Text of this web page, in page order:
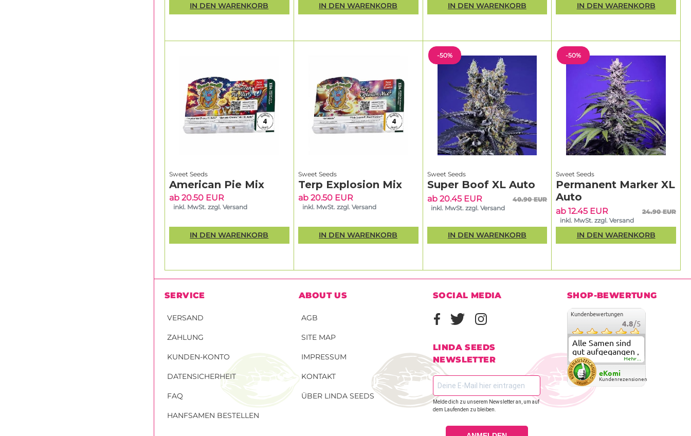
IN DEN WARENKORB IN DEN WARENKORB IN DEN WARENKORB IN DEN WARENKORB
Sweet Seeds
American Pie Mix
ab 20.50 EUR
inkl. MwSt. zzgl. Versand
IN DEN WARENKORB
Sweet Seeds
Terp Explosion Mix
ab 20.50 EUR
inkl. MwSt. zzgl. Versand
IN DEN WARENKORB
-50%
Sweet Seeds
Super Boof XL Auto
ab 20.45 EUR
40.90 EUR
inkl. MwSt. zzgl. Versand
IN DEN WARENKORB
-50%
Sweet Seeds
Permanent Marker XL
Auto
ab 12.45 EUR
24.90 EUR
inkl. MwSt. zzgl. Versand
IN DEN WARENKORB
SERVICE
VERSAND
ZAHLUNG
KUNDEN-KONTO
DATENSICHERHEIT
FAQ
HANFSAMEN BESTELLEN
ABOUT US
AGB
SITE MAP
IMPRESSUM
KONTAKT
ÜBER LINDA SEEDS
SOCIAL MEDIA
LINDA SEEDS
NEWSLETTER
Melde dich zu unserem Newsletter an, um auf
dem Laufenden zu bleiben.
SHOP-BEWERTUNG
Kundenbewertungen
4.8/5
Alle Samen sind
gut aufgegangen ,
meine ersten
grow versuche
sind alle geglückt.
Die Sorten und
Anbieter Vielfalt
überzeugen sehr .
Mehr...
eKomi
Kundenrezensionen